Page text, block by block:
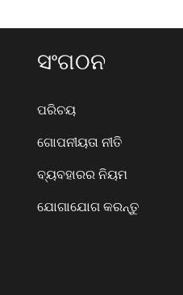
ସଂଗଠନ
ପରିଚୟ
ଗୋପନୀୟତା ନୀତି
ବ୍ୟବହାରର ନିୟମ
ଯୋଗାଯୋଗ କରନ୍ତୁ